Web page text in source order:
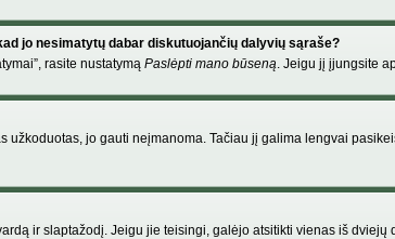
jo nesimatytų dabar diskutuojančių dalyvių sąraše?
rasite nustatymą Paslėpti mano būseną. Jeigu jį įjungsite
užkoduotas, jo gauti neįmanoma. Tačiau jį galima lengvai
ir slaptažodį. Jeigu jie teisingi, galėjo atsitikti vienas iš